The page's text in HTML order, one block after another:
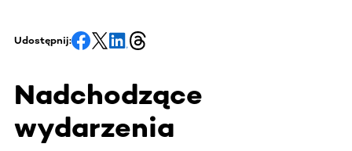
Udostępnij:
Nadchodzące
wydarzenia